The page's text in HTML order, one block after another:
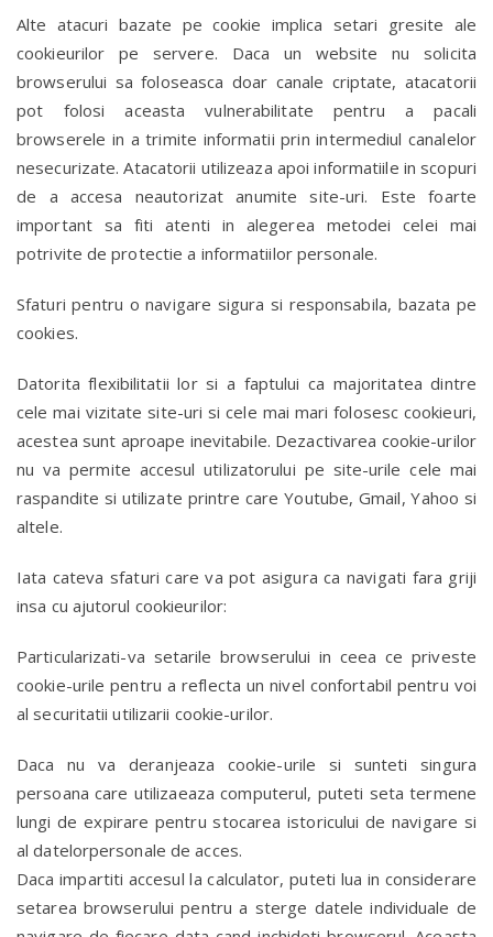
Alte atacuri bazate pe cookie implica setari gresite ale
cookieurilor pe servere. Daca un website nu solicita
browserului sa foloseasca doar canale criptate, atacatorii
pot folosi aceasta vulnerabilitate pentru a pacali
browserele in a trimite informatii prin intermediul canalelor
nesecurizate. Atacatorii utilizeaza apoi informatiile in scopuri
de a accesa neautorizat anumite site-uri. Este foarte
important sa fiti atenti in alegerea metodei celei mai
potrivite de protectie a informatiilor personale.
Sfaturi pentru o navigare sigura si responsabila, bazata pe
cookies.
Datorita flexibilitatii lor si a faptului ca majoritatea dintre
cele mai vizitate site-uri si cele mai mari folosesc cookieuri,
acestea sunt aproape inevitabile. Dezactivarea cookie-urilor
nu va permite accesul utilizatorului pe site-urile cele mai
raspandite si utilizate printre care Youtube, Gmail, Yahoo si
altele.
Iata cateva sfaturi care va pot asigura ca navigati fara griji
insa cu ajutorul cookieurilor:
Particularizati-va setarile browserului in ceea ce priveste
cookie-urile pentru a reflecta un nivel confortabil pentru voi
al securitatii utilizarii cookie-urilor.
Daca nu va deranjeaza cookie-urile si sunteti singura
persoana care utilizaeaza computerul, puteti seta termene
lungi de expirare pentru stocarea istoricului de navigare si
al datelorpersonale de acces.
Daca impartiti accesul la calculator, puteti lua in considerare
setarea browserului pentru a sterge datele individuale de